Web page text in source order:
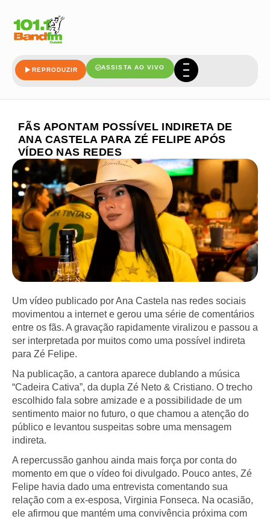
REPRODUZIR ASSISTA AO VIVO
FÃS APONTAM POSSÍVEL INDIRETA DE
ANA CASTELA PARA ZÉ FELIPE APÓS
VÍDEO NAS REDES
Um vídeo publicado por Ana Castela nas redes sociais
movimentou a internet e gerou uma série de comentários
entre os fãs. A gravação rapidamente viralizou e passou a
ser interpretada por muitos como uma possível indireta
para Zé Felipe.
Na publicação, a cantora aparece dublando a música
“Cadeira Cativa”, da dupla Zé Neto & Cristiano. O trecho
escolhido fala sobre amizade e a possibilidade de um
sentimento maior no futuro, o que chamou a atenção do
público e levantou suspeitas sobre uma mensagem
indireta.
A repercussão ganhou ainda mais força por conta do
momento em que o vídeo foi divulgado. Pouco antes, Zé
Felipe havia dado uma entrevista comentando sua
relação com a ex-esposa, Virginia Fonseca. Na ocasião,
ele afirmou que mantém uma convivência próxima com